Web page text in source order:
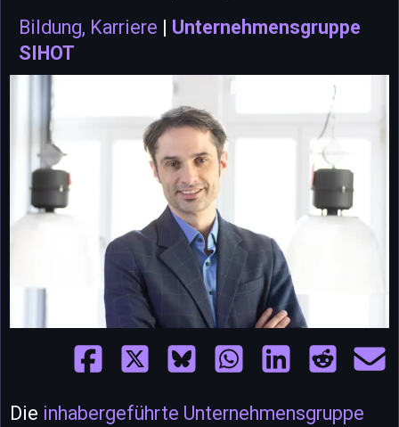
Bildung, Karriere | Unternehmensgruppe
SIHOT
Die inhabergeführte Unternehmensgruppe